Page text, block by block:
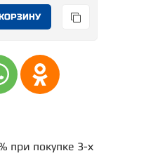
при покупке 3-х